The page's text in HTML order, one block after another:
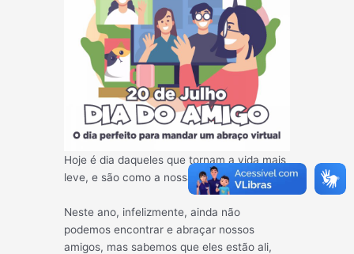
Hoje é dia daqueles que tornam a vida mais
leve, e são como a nossa segunda família.
Neste ano, infelizmente, ainda não
podemos encontrar e abraçar nossos
amigos, mas sabemos que eles estão ali,